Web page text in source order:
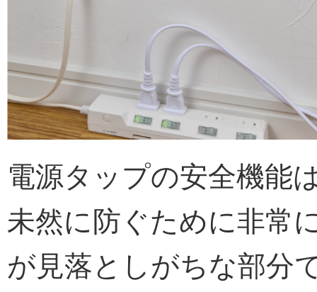
電源タップの安全機能
未然に防ぐために非常
が見落としがちな部分